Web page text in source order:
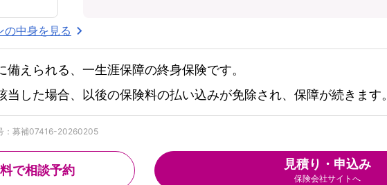
の中身を見る
えられる、一生涯保障の終身保険です。
した場合、以後の保険料の払い込みが免除され、保障が続きます。
：募補07416-20260205
で相談予約 見積り・申込み
保険会社サイトへ